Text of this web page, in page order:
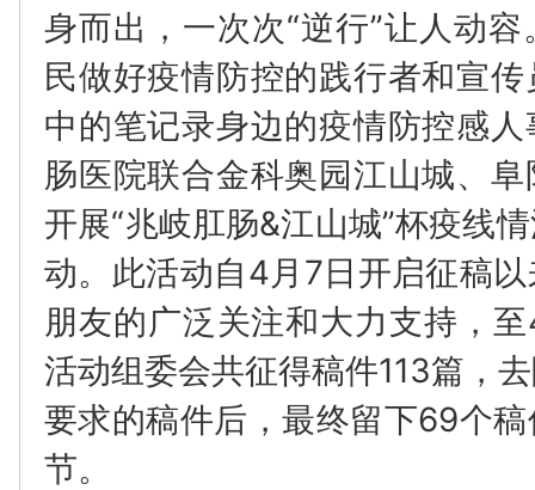
身而出，一次次“逆行”让人动
民做好疫情防控的践行者和宣
中的笔记录身边的疫情防控感
肠医院联合金科奥园江山城、
开展“兆岐肛肠&江山城”杯疫线
动。此活动自4月7日开启征稿
朋友的广泛关注和大力支持，
活动组委会共征得稿件113篇，
要求的稿件后，最终留下69个
节。